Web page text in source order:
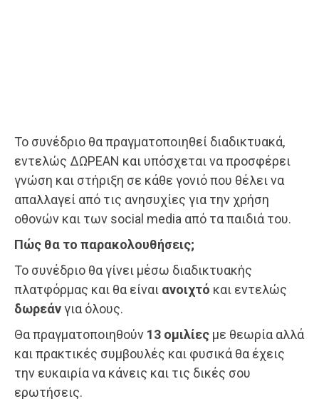
Το συνέδριο θα πραγματοποιηθεί διαδικτυακά,
εντελώς ΔΩΡΕΑΝ και υπόσχεται να προσφέρει
γνώση και στήριξη σε κάθε γονιό που θέλει να
απαλλαγεί από τις ανησυχίες για την χρήση
οθονών και των social media από τα παιδιά του.
Πώς θα το παρακολουθήσεις;
Το συνέδριο θα γίνει μέσω διαδικτυακής
πλατφόρμας και θα είναι ανοιχτό και εντελώς
δωρεάνγια όλους.
Θα πραγματοποιηθούν 13 ομιλίες με θεωρία αλλά
και πρακτικές συμβουλές και φυσικά θα έχεις
την ευκαιρία να κάνεις και τις δικές σου
ερωτήσεις.